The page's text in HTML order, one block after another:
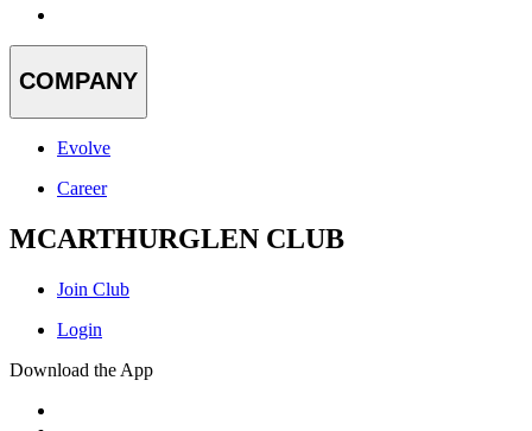
COMPANY
Evolve
Career
MCARTHURGLEN CLUB
Join Club
Login
Download the App